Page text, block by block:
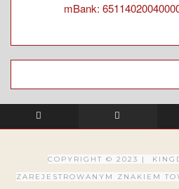
mBank:
COPYRIGHT © 2023 |
ZAREJESTROWANYM ZNAKIEM